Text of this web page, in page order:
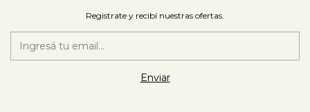
Registrate y recibí nuestras ofertas.